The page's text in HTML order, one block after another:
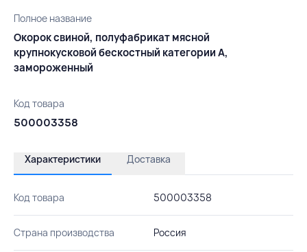
Полное название
Окорок свиной, полуфабрикат мясной
крупнокусковой бескостный категории А,
замороженный
Код товара
500003358
Характеристики Доставка
Код товара 500003358
Страна производства Россия